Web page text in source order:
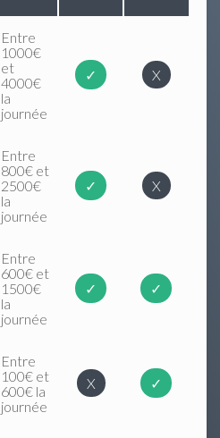
Entre
1000€
et
4000€
la
journée
✓ X
Entre
800€ et
2500€
la
journée
✓ X
Entre
600€ et
1500€
la
journée
✓ ✓
Entre
100€ et
600€ la
journée
X ✓